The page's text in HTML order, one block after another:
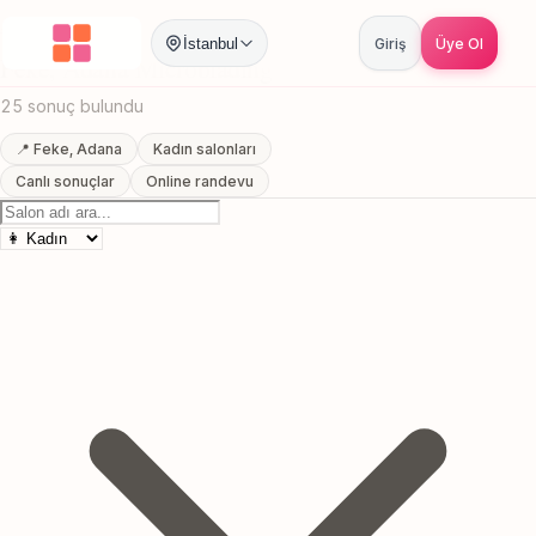
İstanbul Giriş Üye Ol
Anasayfa / Adana Feke Microblading
Feke, Adana Microblading
25 sonuç bulundu
📍 Feke, Adana
Kadın salonları
Canlı sonuçlar
Online randevu